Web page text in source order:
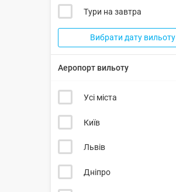
Тури на завтра
Вибрати дату вильоту
Аеропорт вильоту
Усі міста
Київ
Львів
Дніпро